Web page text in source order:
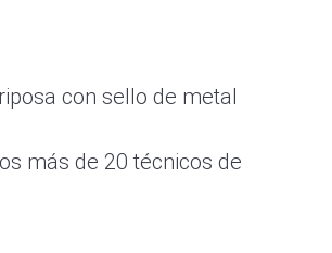
con sello de metal
más de 20 técnicos de